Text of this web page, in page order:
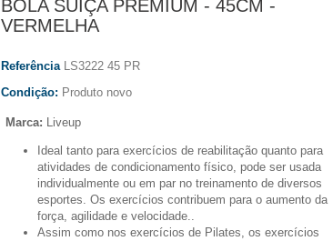
BOLA SUIÇA PREMIUM - 45CM -
VERMELHA
Referência LS3222 45 PR
Condição: Produto novo
Marca: Liveup
Ideal tanto para exercícios de reabilitação quanto para
atividades de condicionamento físico, pode ser usada
individualmente ou em par no treinamento de diversos
esportes. Os exercícios contribuem para o aumento da
força, agilidade e velocidade..
Assim como nos exercícios de Pilates, os exercícios